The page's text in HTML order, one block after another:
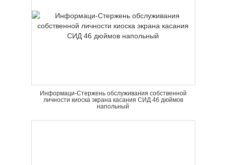
Информаци-Стержень обслуживания собственной
личности киоска экрана касания СИД 46 дюймов
напольный